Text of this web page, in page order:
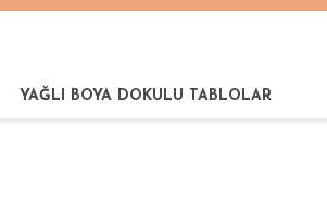
YAĞLI BOYA DOKULU TABLOLAR